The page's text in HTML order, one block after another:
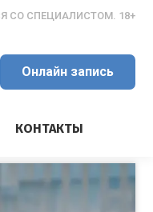
СО СПЕЦИАЛИСТОМ. 18+
Онлайн запись
КОНТАКТЫ